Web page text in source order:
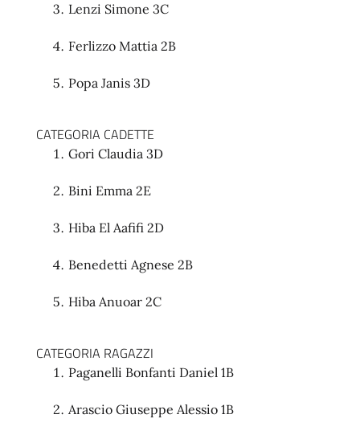
Lenzi Simone 3C
Ferlizzo Mattia 2B
Popa Janis 3D
CATEGORIA CADETTE
Gori Claudia 3D
Bini Emma 2E
Hiba El Aafifi 2D
Benedetti Agnese 2B
Hiba Anuoar 2C
CATEGORIA RAGAZZI
Paganelli Bonfanti Daniel 1B
Arascio Giuseppe Alessio 1B